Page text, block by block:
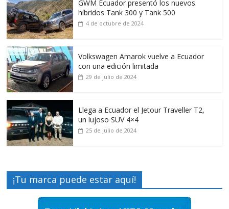
GWM Ecuador presentó los nuevos
híbridos Tank 300 y Tank 500
4 de octubre de 2024
Volkswagen Amarok vuelve a Ecuador
con una edición limitada
29 de julio de 2024
Llega a Ecuador el Jetour Traveller T2,
un lujoso SUV 4×4
25 de julio de 2024
¡Tu marca puede estar aquí!